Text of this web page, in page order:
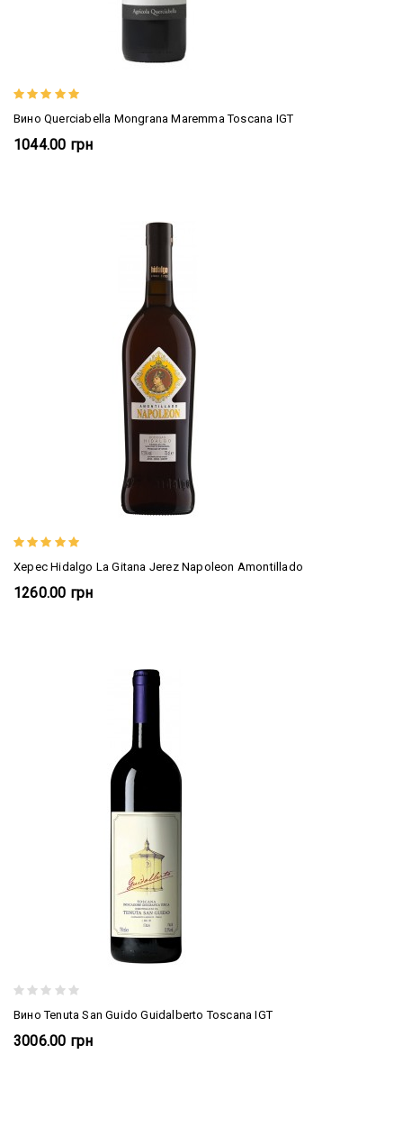
Вино Querciabella Mongrana Maremma Toscana IGT
1044.00 грн
Херес Hidalgo La Gitana Jerez Napoleon Amontillado
1260.00 грн
Вино Tenuta San Guido Guidalberto Toscana IGT
3006.00 грн